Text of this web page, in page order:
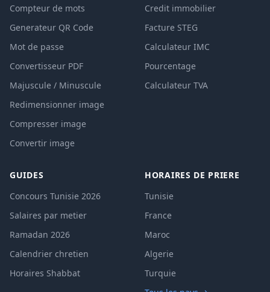
Compteur de mots
Generateur QR Code
Mot de passe
Convertisseur PDF
Majuscule / Minuscule
Redimensionner image
Compresser image
Convertir image
Credit immobilier
Facture STEG
Calculateur IMC
Pourcentage
Calculateur TVA
GUIDES
Concours Tunisie 2026
Salaires par metier
Ramadan 2026
Calendrier chretien
Horaires Shabbat
HORAIRES DE PRIERE
Tunisie
France
Maroc
Algerie
Turquie